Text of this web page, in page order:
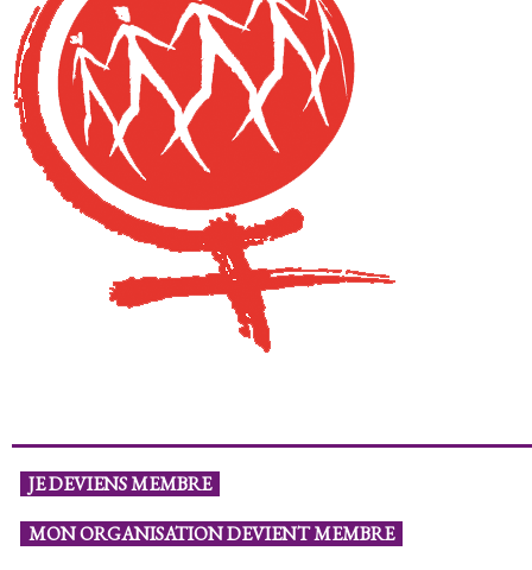
JE DEVIENS MEMBRE
MON ORGANISATION DEVIENT MEMBRE